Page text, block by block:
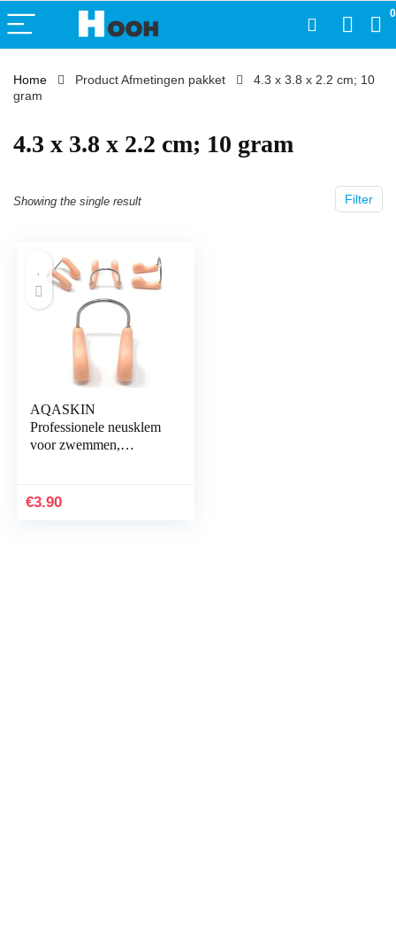
0
Home Product Afmetingen pakket
‎4.3 x 3.8 x 2.2 cm; 10
gram
‎4.3 x 3.8 x 2.2 cm; 10 gram
Filter
Showing the single result
AQASKIN
Professionele neusklem
voor zwemmen,
hoeveelheidskorting,
€3.90